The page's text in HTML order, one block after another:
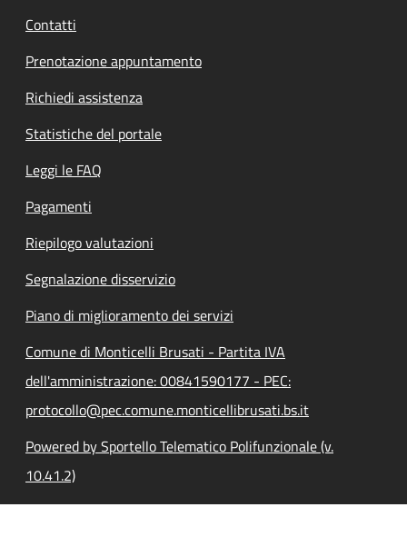
Contatti
Prenotazione appuntamento
Richiedi assistenza
Statistiche del portale
Leggi le FAQ
Pagamenti
Riepilogo valutazioni
Segnalazione disservizio
Piano di miglioramento dei servizi
Comune di Monticelli Brusati - Partita IVA
dell'amministrazione: 00841590177 - PEC:
protocollo@pec.comune.monticellibrusati.bs.it
Powered by Sportello Telematico Polifunzionale (v.
10.41.2)